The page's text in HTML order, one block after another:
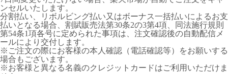
ンセルいたします。
分割払い、リボルビング払い又はボーナス一括払いによるお支
払いとなる場合、割賦販売法第30条2の3第4項、同法施行規則
第54条1項各号に定められた事項は、注文確認後の自動配信メ
ールにより交付します。
※ご注文の際にお客様の本人確認（電話確認等）をお願いする
場合もございます。
※お客様と異なる名義のクレジットカードはご利用いただけま